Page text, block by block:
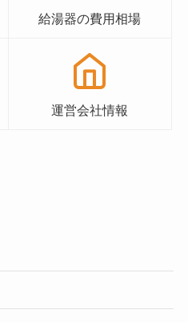
給湯器の費用相場
運営会社情報